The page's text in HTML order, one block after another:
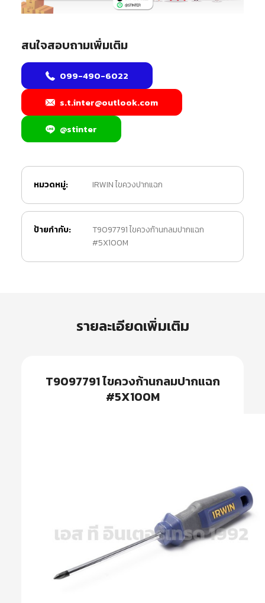
สนใจสอบถามเพิ่มเติม
099-490-6022
s.t.inter@outlook.com
@stinter
หมวดหมู่: IRWIN ไขควงปากแฉก
ป้ายกำกับ:
T9097791 ไขควงก้านกลมปากแฉก
#5X100M
รายละเอียดเพิ่มเติม
T9097791 ไขควงก้านกลมปากแฉก
#5X100M